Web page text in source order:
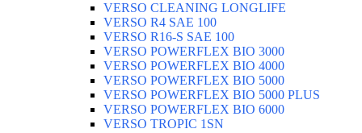
VERSO CLEANING LONGLIFE
VERSO R4 SAE 100
VERSO R16-S SAE 100
VERSO POWERFLEX BIO 3000
VERSO POWERFLEX BIO 4000
VERSO POWERFLEX BIO 5000
VERSO POWERFLEX BIO 5000 PLUS
VERSO POWERFLEX BIO 6000
VERSO TROPIC 1SN